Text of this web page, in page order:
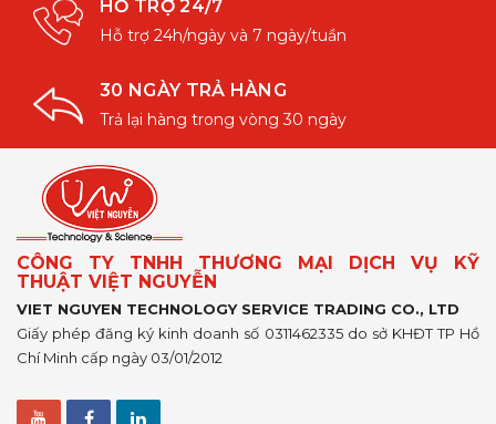
HỖ TRỢ 24/7
Hỗ trợ 24h/ngày và 7 ngày/tuần
30 NGÀY TRẢ HÀNG
Trả lại hàng trong vòng 30 ngày
CÔNG TY TNHH THƯƠNG MẠI DỊCH VỤ KỸ
THUẬT VIỆT NGUYỄN
VIET NGUYEN TECHNOLOGY SERVICE TRADING CO., LTD
Giấy phép đăng ký kinh doanh số 0311462335 do sở KHĐT TP Hồ
Chí Minh cấp ngày 03/01/2012